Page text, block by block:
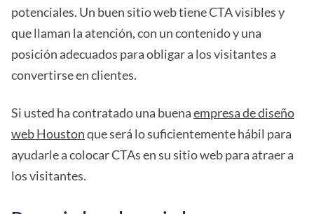
potenciales. Un buen sitio web tiene CTA visibles y
que llaman la atención, con un contenido y una
posición adecuados para obligar a los visitantes a
convertirse en clientes.
Si usted ha contratado una buenaempresa de diseño
web Houstonque será lo suficientemente hábil para
ayudarle a colocar CTAs en su sitio web para atraer a
los visitantes.